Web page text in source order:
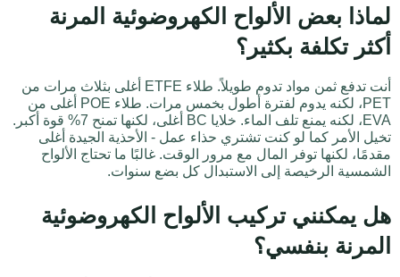
لماذا بعض الألواح الكهروضوئية المرنة
أكثر تكلفة بكثير؟
أنت تدفع ثمن مواد تدوم طويلاً. طلاء ETFE أغلى بثلاث مرات من
PET، لكنه يدوم لفترة أطول بخمس مرات. طلاء POE أغلى من
EVA، لكنه يمنع تلف الماء. خلايا BC أغلى، لكنها تمنح 7% قوة أكبر.
تخيل الأمر كما لو كنت تشتري حذاء عمل - الأحذية الجيدة أغلى
مقدمًا، لكنها توفر المال مع مرور الوقت. غالبًا ما تحتاج الألواح
الشمسية الرخيصة إلى الاستبدال كل بضع سنوات.
هل يمكنني تركيب الألواح الكهروضوئية
المرنة بنفسي؟